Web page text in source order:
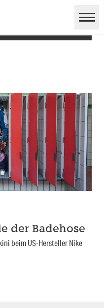
der Badehose
beim US-Hersteller Nike